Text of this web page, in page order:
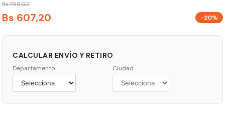
Bs 759,00
Bs 607,20 -20%
CALCULAR ENVÍO Y RETIRO
Departamento Ciudad